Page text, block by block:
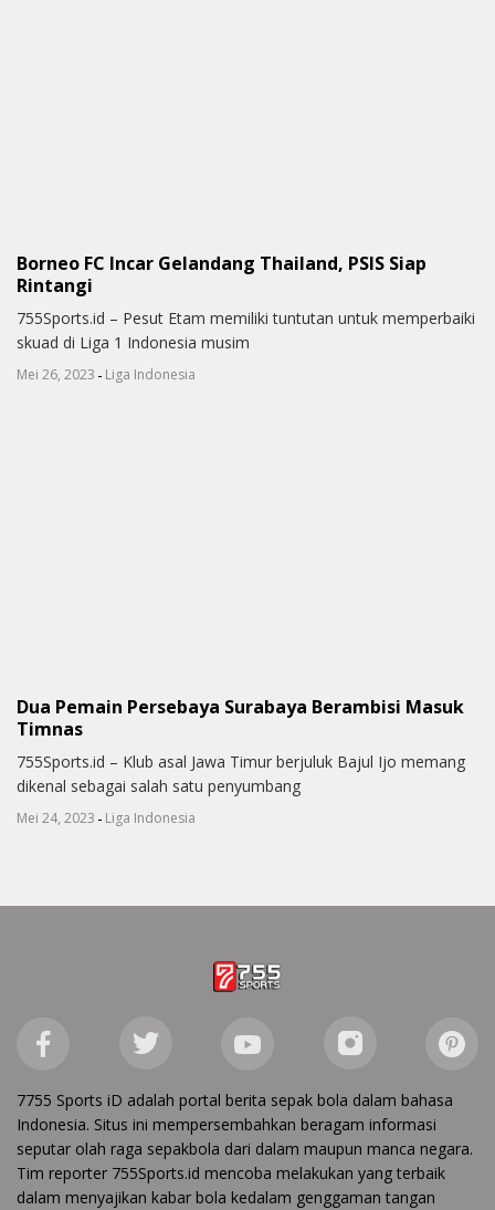
Borneo FC Incar Gelandang Thailand, PSIS Siap
Rintangi
755Sports.id – Pesut Etam memiliki tuntutan untuk memperbaiki
skuad di Liga 1 Indonesia musim
Mei 26, 2023 - Liga Indonesia
Dua Pemain Persebaya Surabaya Berambisi Masuk
Timnas
755Sports.id – Klub asal Jawa Timur berjuluk Bajul Ijo memang
dikenal sebagai salah satu penyumbang
Mei 24, 2023 - Liga Indonesia
7755 Sports iD adalah portal berita sepak bola dalam bahasa
Indonesia. Situs ini mempersembahkan beragam informasi
seputar olah raga sepakbola dari dalam maupun manca negara.
Tim reporter 755Sports.id mencoba melakukan yang terbaik
dalam menyajikan kabar bola kedalam genggaman tangan